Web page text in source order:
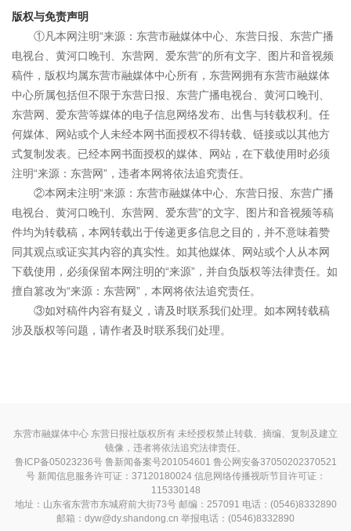
版权与免责声明
①凡本网注明“来源：东营市融媒体中心、东营日报、东营广播
电视台、黄河口晚刊、东营网、爱东营”的所有文字、图片和音视频
稿件，版权均属东营市融媒体中心所有，东营网拥有东营市融媒体
中心所属包括但不限于东营日报、东营广播电视台、黄河口晚刊、
东营网、爱东营等媒体的电子信息网络发布、出售与转载权利。任
何媒体、网站或个人未经本网书面授权不得转载、链接或以其他方
式复制发表。已经本网书面授权的媒体、网站，在下载使用时必须
注明“来源：东营网”，违者本网将依法追究责任。
②本网未注明“来源：东营市融媒体中心、东营日报、东营广播
电视台、黄河口晚刊、东营网、爱东营”的文字、图片和音视频等稿
件均为转载稿，本网转载出于传递更多信息之目的，并不意味着赞
同其观点或证实其内容的真实性。如其他媒体、网站或个人从本网
下载使用，必须保留本网注明的“来源”，并自负版权等法律责任。如
擅自篡改为“来源：东营网”，本网将依法追究责任。
③如对稿件内容有疑义，请及时联系我们处理。如本网转载稿
涉及版权等问题，请作者及时联系我们处理。
东营市融媒体中心 东营日报社版权所有 未经授权禁止转载、摘编、复制及建立
镜像，违者将依法追究法律责任。
鲁ICP备05023236号鲁新闻备案号201054601 鲁公网安备37050202370521
号 新闻信息服务许可证：37120180024信息网络传播视听节目许可证：
115330148
地址：山东省东营市东城府前大街73号 邮编：257091 电话：(0546)8332890
邮箱：dyw@dy.shandong.cn 举报电话：(0546)8332890